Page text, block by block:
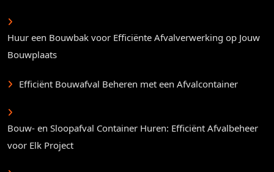
Huur een Bouwbak voor Efficiënte Afvalverwerking op Jouw
Bouwplaats
Efficiënt Bouwafval Beheren met een Afvalcontainer
Bouw- en Sloopafval Container Huren: Efficiënt Afvalbeheer
voor Elk Project